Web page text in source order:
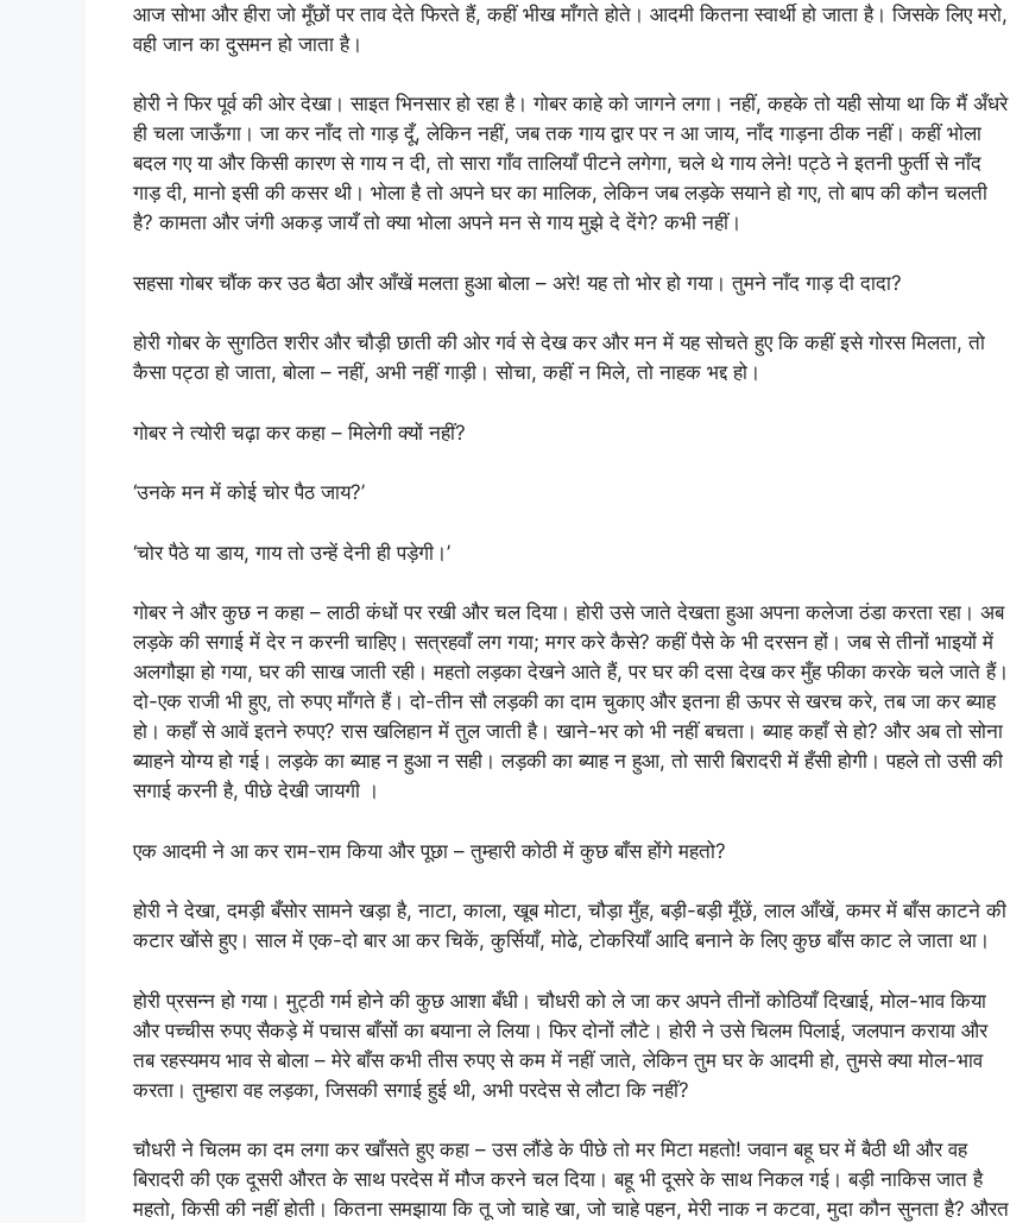
आज सोभा और हीरा जो मूँछों पर ताव देते फिरते हैं, कहीं भीख माँगते होते। आदमी कितना स्वार्थी हो जाता है। जिसके लिए मरो,
वही जान का दुसमन हो जाता है।
होरी ने फिर पूर्व की ओर देखा। साइत भिनसार हो रहा है। गोबर काहे को जागने लगा। नहीं, कहके तो यही सोया था कि मैं अँधरे
ही चला जाऊँगा। जा कर नाँद तो गाड़ दूँ, लेकिन नहीं, जब तक गाय द्वार पर न आ जाय, नाँद गाड़ना ठीक नहीं। कहीं भोला
बदल गए या और किसी कारण से गाय न दी, तो सारा गाँव तालियाँ पीटने लगेगा, चले थे गाय लेने! पट्ठे ने इतनी फुर्ती से नाँद
गाड़ दी, मानो इसी की कसर थी। भोला है तो अपने घर का मालिक, लेकिन जब लड़के सयाने हो गए, तो बाप की कौन चलती
है? कामता और जंगी अकड़ जायँ तो क्या भोला अपने मन से गाय मुझे दे देंगे? कभी नहीं।
सहसा गोबर चौंक कर उठ बैठा और आँखें मलता हुआ बोला – अरे! यह तो भोर हो गया। तुमने नाँद गाड़ दी दादा?
होरी गोबर के सुगठित शरीर और चौड़ी छाती की ओर गर्व से देख कर और मन में यह सोचते हुए कि कहीं इसे गोरस मिलता, तो
कैसा पट्ठा हो जाता, बोला – नहीं, अभी नहीं गाड़ी। सोचा, कहीं न मिले, तो नाहक भद्द हो।
गोबर ने त्योरी चढ़ा कर कहा – मिलेगी क्यों नहीं?
‘उनके मन में कोई चोर पैठ जाय?’
‘चोर पैठे या डाय, गाय तो उन्हें देनी ही पड़ेगी।’
गोबर ने और कुछ न कहा – लाठी कंधों पर रखी और चल दिया। होरी उसे जाते देखता हुआ अपना कलेजा ठंडा करता रहा। अब
लड़के की सगाई में देर न करनी चाहिए। सत्रहवाँ लग गया; मगर करे कैसे? कहीं पैसे के भी दरसन हों। जब से तीनों भाइयों में
अलगौझा हो गया, घर की साख जाती रही। महतो लड़का देखने आते हैं, पर घर की दसा देख कर मुँह फीका करके चले जाते हैं।
दो-एक राजी भी हुए, तो रुपए माँगते हैं। दो-तीन सौ लड़की का दाम चुकाए और इतना ही ऊपर से खरच करे, तब जा कर ब्याह
हो। कहाँ से आवें इतने रुपए? रास खलिहान में तुल जाती है। खाने-भर को भी नहीं बचता। ब्याह कहाँ से हो? और अब तो सोना
ब्याहने योग्य हो गई। लड़के का ब्याह न हुआ न सही। लड़की का ब्याह न हुआ, तो सारी बिरादरी में हँसी होगी। पहले तो उसी की
सगाई करनी है, पीछे देखी जायगी ।
एक आदमी ने आ कर राम-राम किया और पूछा – तुम्हारी कोठी में कुछ बाँस होंगे महतो?
होरी ने देखा, दमड़ी बँसोर सामने खड़ा है, नाटा, काला, खूब मोटा, चौड़ा मुँह, बड़ी-बड़ी मूँछें, लाल आँखें, कमर में बाँस काटने की
कटार खोंसे हुए। साल में एक-दो बार आ कर चिकें, कुर्सियाँ, मोढे, टोकरियाँ आदि बनाने के लिए कुछ बाँस काट ले जाता था।
होरी प्रसन्न हो गया। मुट्ठी गर्म होने की कुछ आशा बँधी। चौधरी को ले जा कर अपने तीनों कोठियाँ दिखाई, मोल-भाव किया
और पच्चीस रुपए सैकड़े में पचास बाँसों का बयाना ले लिया। फिर दोनों लौटे। होरी ने उसे चिलम पिलाई, जलपान कराया और
तब रहस्यमय भाव से बोला – मेरे बाँस कभी तीस रुपए से कम में नहीं जाते, लेकिन तुम घर के आदमी हो, तुमसे क्या मोल-भाव
करता। तुम्हारा वह लड़का, जिसकी सगाई हुई थी, अभी परदेस से लौटा कि नहीं?
चौधरी ने चिलम का दम लगा कर खाँसते हुए कहा – उस लौंडे के पीछे तो मर मिटा महतो! जवान बहू घर में बैठी थी और वह
बिरादरी की एक दूसरी औरत के साथ परदेस में मौज करने चल दिया। बहू भी दूसरे के साथ निकल गई। बड़ी नाकिस जात है
महतो, किसी की नहीं होती। कितना समझाया कि तू जो चाहे खा, जो चाहे पहन, मेरी नाक न कटवा, मुदा कौन सुनता है? औरत